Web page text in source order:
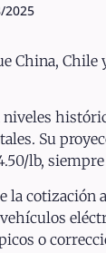
2025
China,
Su
lb,
la
o